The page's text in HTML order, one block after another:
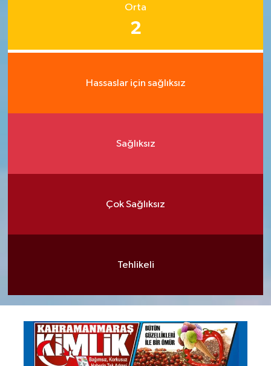
Orta
2
Hassaslar için sağlıksız
Sağlıksız
Çok Sağlıksız
Tehlikeli